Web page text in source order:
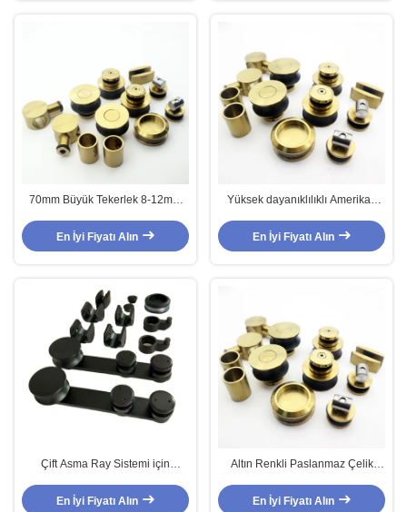
70mm Büyük Tekerlek 8-12mm
Kapıları Duş Odası İçin Dış Kit
En İyi Fiyatı Alın
Yüksek dayanıklılıklı Amerikan
Dışarı Otomatik Kaydırıcı Kapı
En İyi Fiyatı Alın
Çift Asma Ray Sistemi için
Sürgülü Ahır Kapısı Donanım Kiti
En İyi Fiyatı Alın
Altın Renkli Paslanmaz Çelik
Duş Odası Çit sistemi
En İyi Fiyatı Alın